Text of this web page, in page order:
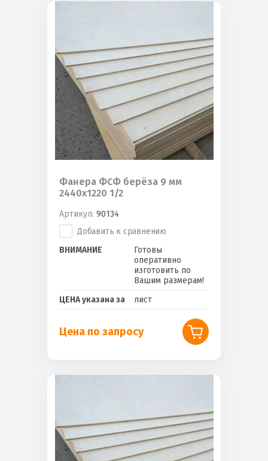
Фанера ФСФ берёза 9 мм
2440х1220 1/2
Артикул: 90134
Добавить к сравнению
ВНИМАНИЕ
Готовы
оперативно
изготовить по
Вашим размерам!
ЦЕНА указана за
лист
Цена по запросу